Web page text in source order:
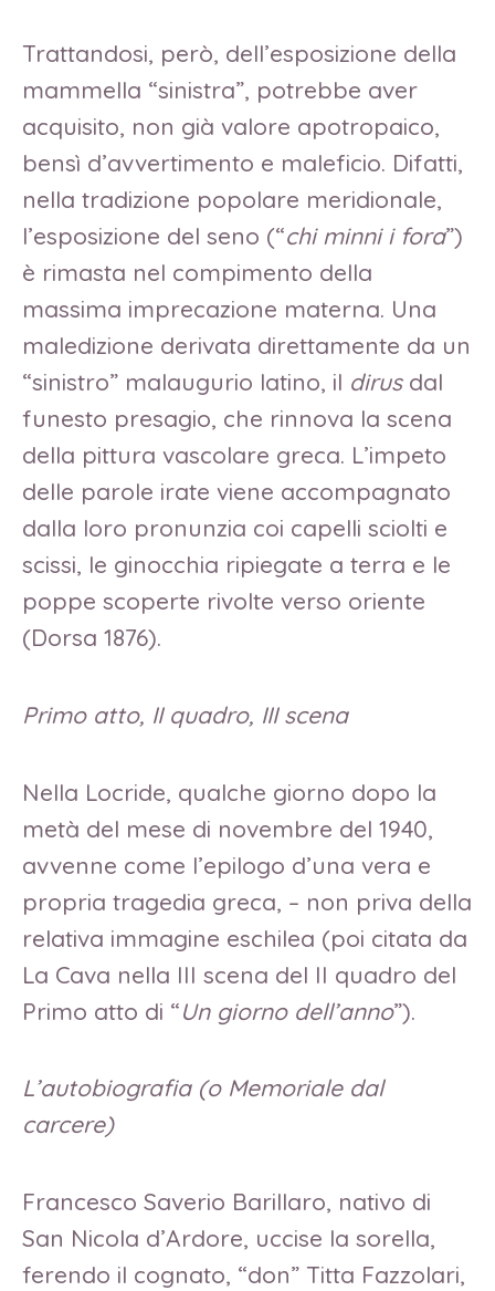
Trattandosi, però, dell’esposizione della
mammella “sinistra”, potrebbe aver
acquisito, non già valore apotropaico,
bensì d’avvertimento e maleficio. Difatti,
nella tradizione popolare meridionale,
l’esposizione del seno (“chi minni i fora”)
è rimasta nel compimento della
massima imprecazione materna. Una
maledizione derivata direttamente da un
“sinistro” malaugurio latino, il dirusdal
funesto presagio, che rinnova la scena
della pittura vascolare greca. L’impeto
delle parole irate viene accompagnato
dalla loro pronunzia coi capelli sciolti e
scissi, le ginocchia ripiegate a terra e le
poppe scoperte rivolte verso oriente
(Dorsa 1876).
Primo atto, II quadro, III scena
Nella Locride, qualche giorno dopo la
metà del mese di novembre del 1940,
avvenne come l’epilogo d’una vera e
propria tragedia greca, – non priva della
relativa immagine eschilea (poi citata da
La Cava nella III scena del II quadro del
Primo atto di “Un giorno dell’anno”).
L’autobiografia (o Memoriale dal
carcere)
Francesco Saverio Barillaro, nativo di
San Nicola d’Ardore, uccise la sorella,
ferendo il cognato, “don” Titta Fazzolari,